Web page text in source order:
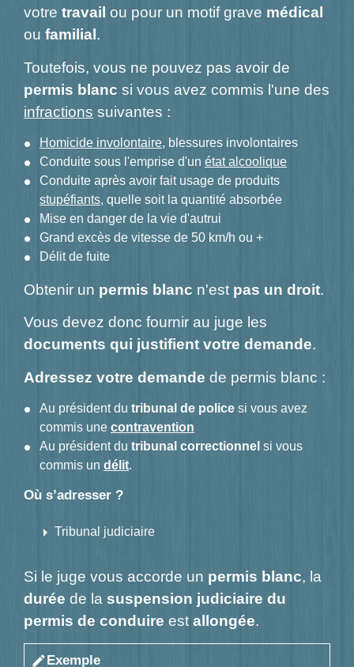
votre travail ou pour un motif grave médical
ou familial .
Toutefois, vous ne pouvez pas avoir de
permis blanc si vous avez commis l'une des
infractions suivantes :
Homicide involontaire, blessures involontaires
Conduite sous l'emprise d'un état alcoolique
Conduite après avoir fait usage de produits
stupéfiants, quelle soit la quantité absorbée
Mise en danger de la vie d'autrui
Grand excès de vitesse de 50 km/h ou +
Délit de fuite
Obtenir un permis blanc n'est pas un droit.
Vous devez donc fournir au juge les
documents qui justifient votre demande.
Adressez votre demande de permis blanc :
Au président du tribunal de police si vous avez
commis une contravention
Au président du tribunal correctionnel si vous
commis un délit.
Où s’adresser ?
arrow_right Tribunal judiciaire
Si le juge vous accorde un permis blanc, la
durée de la suspension judiciaire du
permis de conduire est allongée.
editExemple